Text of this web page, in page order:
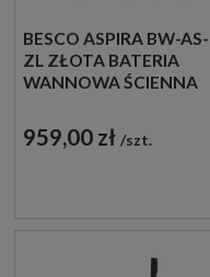
BESCO ASPIRA BW-AS-
ZL ZŁOTA BATERIA
WANNOWA ŚCIENNA
959,00 zł szt.